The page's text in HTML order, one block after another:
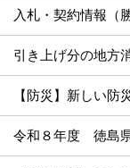
【防災】新しい防